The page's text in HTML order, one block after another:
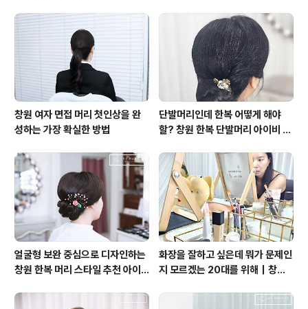
창원 여자 면접 머리 첫인상을 완
성하는 가장 확실한 방법
단발머리인데 한복 어떻게 해야
할? 창원 한복 단발머리 아이비 메
얼굴형 보완 중심으로 디자인하는
창원 한복 머리 스타일 추천 아이
화장을 잘하고 싶은데 뭐가 문제인
지 모르겠는 20대를 위해｜창원